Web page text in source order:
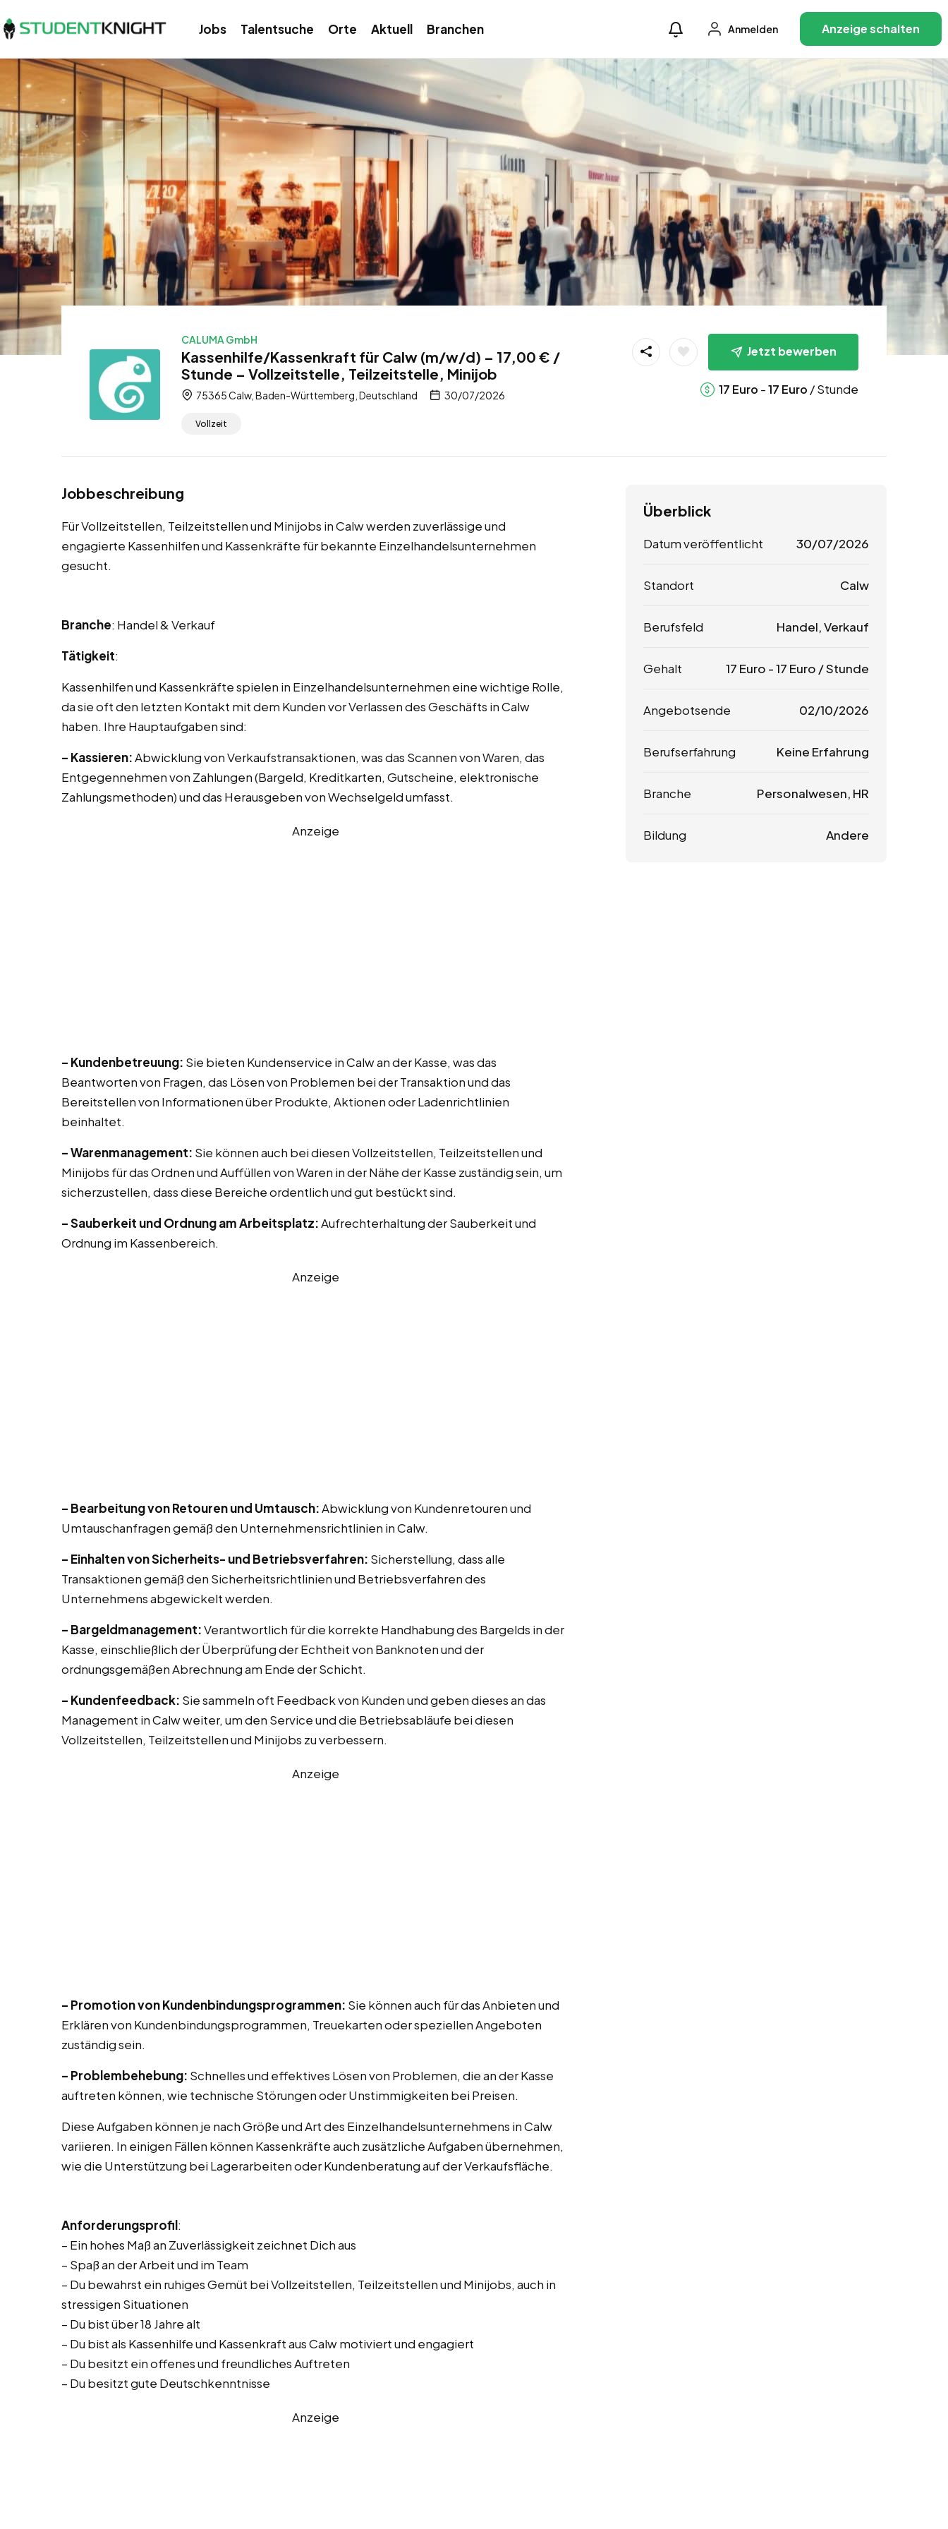
Jobs Talentsuche Orte Aktuell Branchen Anmelden Anzeige schalten
CALUMA GmbH
Kassenhilfe/Kassenkraft für Calw (m/w/d) – 17,00 € /
Stunde – Vollzeitstelle, Teilzeitstelle, Minijob
75365 Calw, Baden-Württemberg, Deutschland 30/07/2026
Vollzeit
Jetzt bewerben
17 Euro -17 Euro / Stunde
Jobbeschreibung
Für Vollzeitstellen, Teilzeitstellen und Minijobs in Calw werden zuverlässige und
engagierte Kassenhilfen und Kassenkräfte für bekannte Einzelhandelsunternehmen
gesucht.
Branche: Handel & Verkauf
Tätigkeit:
Kassenhilfen und Kassenkräfte spielen in Einzelhandelsunternehmen eine wichtige Rolle,
da sie oft den letzten Kontakt mit dem Kunden vor Verlassen des Geschäfts in Calw
haben. Ihre Hauptaufgaben sind:
– Kassieren:Abwicklung von Verkaufstransaktionen, was das Scannen von Waren, das
Entgegennehmen von Zahlungen (Bargeld, Kreditkarten, Gutscheine, elektronische
Zahlungsmethoden) und das Herausgeben von Wechselgeld umfasst.
Anzeige
– Kundenbetreuung: Sie bieten Kundenservice in Calw an der Kasse, was das
Beantworten von Fragen, das Lösen von Problemen bei der Transaktion und das
Bereitstellen von Informationen über Produkte, Aktionen oder Ladenrichtlinien
beinhaltet.
– Warenmanagement: Sie können auch bei diesen Vollzeitstellen, Teilzeitstellen und
Minijobs für das Ordnen und Auffüllen von Waren in der Nähe der Kasse zuständig sein, um
sicherzustellen, dass diese Bereiche ordentlich und gut bestückt sind.
– Sauberkeit und Ordnung am Arbeitsplatz:Aufrechterhaltung der Sauberkeit und
Ordnung im Kassenbereich.
Anzeige
– Bearbeitung von Retouren und Umtausch:Abwicklung von Kundenretouren und
Umtauschanfragen gemäß den Unternehmensrichtlinien in Calw.
– Einhalten von Sicherheits- und Betriebsverfahren: Sicherstellung, dass alle
Transaktionen gemäß den Sicherheitsrichtlinien und Betriebsverfahren des
Unternehmens abgewickelt werden.
– Bargeldmanagement:Verantwortlich für die korrekte Handhabung des Bargelds in der
Kasse, einschließlich der Überprüfung der Echtheit von Banknoten und der
ordnungsgemäßen Abrechnung am Ende der Schicht.
– Kundenfeedback: Sie sammeln oft Feedback von Kunden und geben dieses an das
Management in Calw weiter, um den Service und die Betriebsabläufe bei diesen
Vollzeitstellen, Teilzeitstellen und Minijobs zu verbessern.
Anzeige
– Promotion von Kundenbindungsprogrammen: Sie können auch für das Anbieten und
Erklären von Kundenbindungsprogrammen, Treuekarten oder speziellen Angeboten
zuständig sein.
– Problembehebung: Schnelles und effektives Lösen von Problemen, die an der Kasse
auftreten können, wie technische Störungen oder Unstimmigkeiten bei Preisen.
Diese Aufgaben können je nach Größe und Art des Einzelhandelsunternehmens in Calw
variieren. In einigen Fällen können Kassenkräfte auch zusätzliche Aufgaben übernehmen,
wie die Unterstützung bei Lagerarbeiten oder Kundenberatung auf der Verkaufsfläche.
Anforderungsprofil:
– Ein hohes Maß an Zuverlässigkeit zeichnet Dich aus
– Spaß an der Arbeit und im Team
– Du bewahrst ein ruhiges Gemüt bei Vollzeitstellen, Teilzeitstellen und Minijobs, auch in
stressigen Situationen
– Du bist über 18 Jahre alt
– Du bist als Kassenhilfe und Kassenkraft aus Calw motiviert und engagiert
– Du besitzt ein offenes und freundliches Auftreten
– Du besitzt gute Deutschkenntnisse
Anzeige
Überblick
Datum veröffentlicht 30/07/2026
Standort Calw
Berufsfeld Handel, Verkauf
Gehalt 17 Euro -17 Euro / Stunde
Angebotsende 02/10/2026
Berufserfahrung Keine Erfahrung
Branche Personalwesen, HR
Bildung Andere